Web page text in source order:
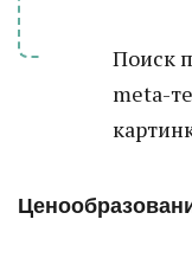
Поиск
meta-